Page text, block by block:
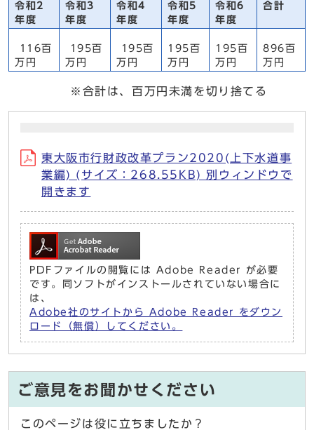
令和2
年度
令和3
年度
令和4
年度
令和5
年度
令和6
年度
合計
116百
万円
195百
万円
195百
万円
195百
万円
195百
万円
896百
万円
※合計は、百万円未満を切り捨てる
東大阪市行財政改革プラン2020(上下水道事
業編) (サイズ：268.55KB) 別ウィンドウで
開きます
PDFファイルの閲覧には Adobe Reader が必要
です。同ソフトがインストールされていない場合に
は、
Adobe社のサイトから Adobe Reader をダウン
ロード（無償）してください。
ご意見をお聞かせください
このページは役に立ちましたか？